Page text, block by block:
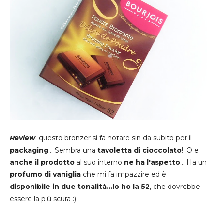
Review: questo bronzer si fa notare sin da subito per il
packaging... Sembra una tavoletta di cioccolato! :O e
anche il prodotto al suo interno ne ha l'aspetto... Ha un
profumo di vaniglia che mi fa impazzire ed è
disponibile in due tonalità...Io ho la 52, che dovrebbe
essere la più scura :)